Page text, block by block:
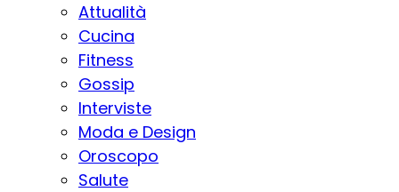
Attualità
Cucina
Fitness
Gossip
Interviste
Moda e Design
Oroscopo
Salute